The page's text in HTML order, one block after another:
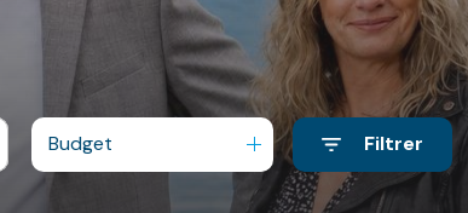
Budget Filtrer